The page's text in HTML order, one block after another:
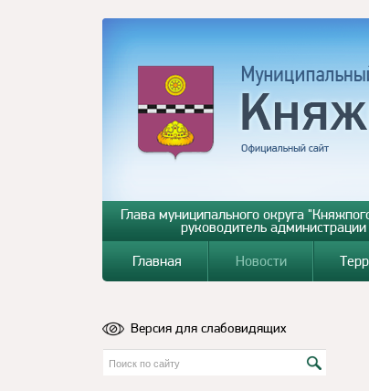
Глава муниципального округа
руководитель администрации
Главная Новости
Версия для слабовидящих